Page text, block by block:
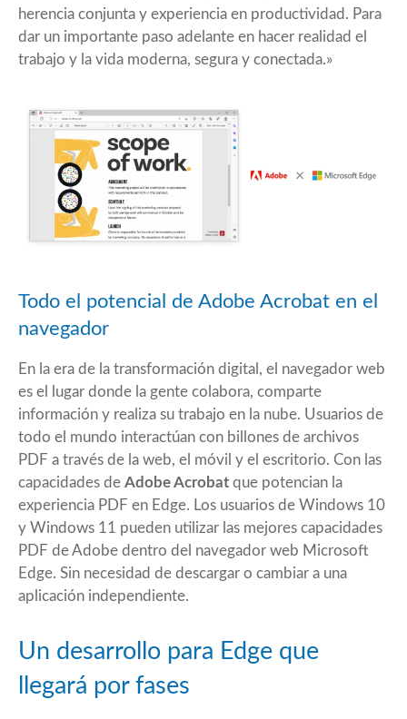
herencia conjunta y experiencia en productividad. Para
dar un importante paso adelante en hacer realidad el
trabajo y la vida moderna, segura y conectada.»
Todo el potencial de Adobe Acrobat en el
navegador
En la era de la transformación digital, el navegador web
es el lugar donde la gente colabora, comparte
información y realiza su trabajo en la nube. Usuarios de
todo el mundo interactúan con billones de archivos
PDF a través de la web, el móvil y el escritorio. Con las
capacidades de Adobe Acrobat que potencian la
experiencia PDF en Edge. Los usuarios de Windows 10
y Windows 11 pueden utilizar las mejores capacidades
PDF de Adobe dentro del navegador web Microsoft
Edge. Sin necesidad de descargar o cambiar a una
aplicación independiente.
Un desarrollo para Edge que
llegará por fases